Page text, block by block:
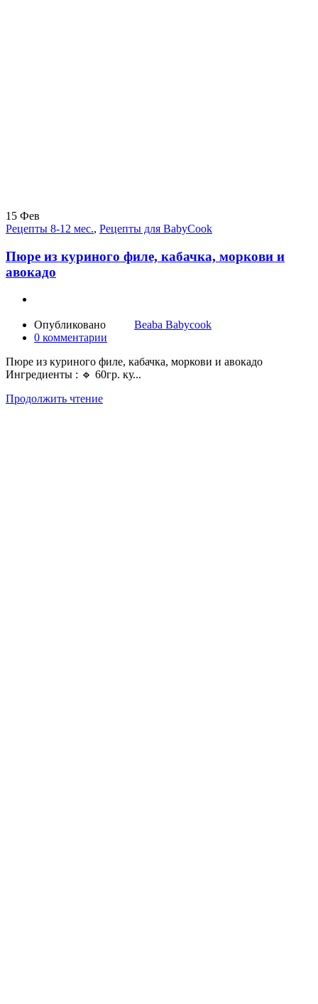
15 Фев
Рецепты 8-12 мес., Рецепты для BabyCook
Пюре из куриного филе, кабачка, моркови и
авокадо
Опубликовано
Beaba Babycook
0 комментарии
Пюре из куриного филе, кабачка, моркови и авокадо
Ингредиенты : 🔹 60гр. ку...
Продолжить чтение